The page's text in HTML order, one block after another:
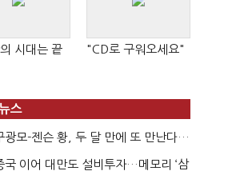
시대는 끝
"CD로 구워오세요"
스
광모-젠슨 황, 두 달 만에 또 만난다…
봇·AI 등 논...
국 이어 대만도 설비투자…메모리 ‘삼